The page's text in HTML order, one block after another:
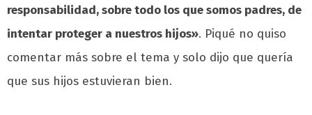
responsabilidad, sobre todo los que somos padres, de
intentar proteger a nuestros hijos». Piqué no quiso
comentar más sobre el tema y solo dijo que quería
que sus hijos estuvieran bien.